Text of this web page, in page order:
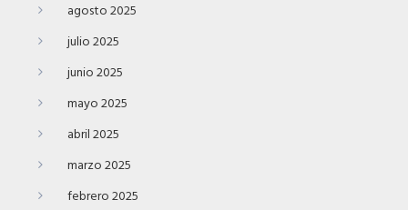
agosto 2025
julio 2025
junio 2025
mayo 2025
abril 2025
marzo 2025
febrero 2025